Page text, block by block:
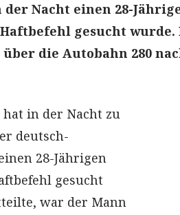
Nacht einen 28-
gesucht wurde.
die Autobahn 280
hat in der Nacht zu
deutsch-
28-Jährigen
gesucht
war der Mann